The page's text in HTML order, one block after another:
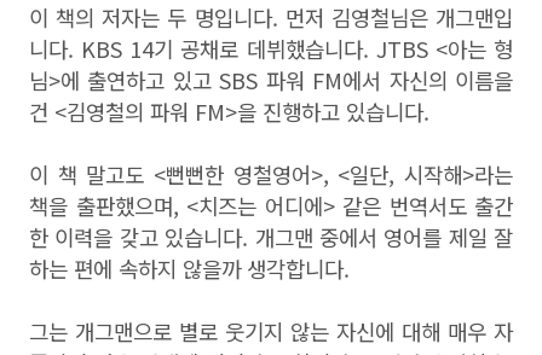
이 책의 저자는 두 명입니다. 먼저 김영철님은 개그맨입
니다. KBS 14기 공채로 데뷔했습니다. JTBS <아는 형
님>에 출연하고 있고 SBS 파워 FM에서 자신의 이름을
건 <김영철의 파워 FM>을 진행하고 있습니다.
이 책 말고도 <뻔뻔한 영철영어>, <일단, 시작해>라는
책을 출판했으며, <치즈는 어디에> 같은 번역서도 출간
한 이력을 갖고 있습니다. 개그맨 중에서 영어를 제일 잘
하는 편에 속하지 않을까 생각합니다.
그는 개그맨으로 별로 웃기지 않는 자신에 대해 매우 자